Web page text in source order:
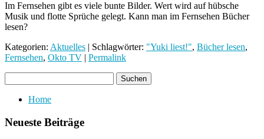
Im Fernsehen gibt es viele bunte Bilder. Wert wird auf hübsche
Musik und flotte Sprüche gelegt. Kann man im Fernsehen Bücher
lesen?
Kategorien: Aktuelles | Schlagwörter: "Yuki liest!", Bücher lesen,
Fernsehen, Okto TV Permalink
Home
Neueste Beiträge